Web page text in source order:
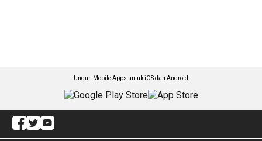
Unduh Mobile Apps untuk iOS dan Android